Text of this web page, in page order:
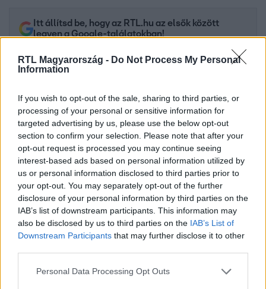
RTL Magyarország - Do Not Process My Personal
Information
If you wish to opt-out of the sale, sharing to third parties, or
processing of your personal or sensitive information for
targeted advertising by us, please use the below opt-out
section to confirm your selection. Please note that after your
opt-out request is processed you may continue seeing
interest-based ads based on personal information utilized by
us or personal information disclosed to third parties prior to
your opt-out. You may separately opt-out of the further
disclosure of your personal information by third parties on the
IAB’s list of downstream participants. This information may
also be disclosed by us to third parties on the IAB’s List of
Downstream Participants that may further disclose it to other
Please note that this website/app uses one or more Google
Personal Data Processing Opt Outs
Itt állítsd be, hogy az RTL.hu az elsők között
legyen a Google-találatokban!
Kövess minket, és értesülj a friss hírekről a
Facebookon is!
Követem